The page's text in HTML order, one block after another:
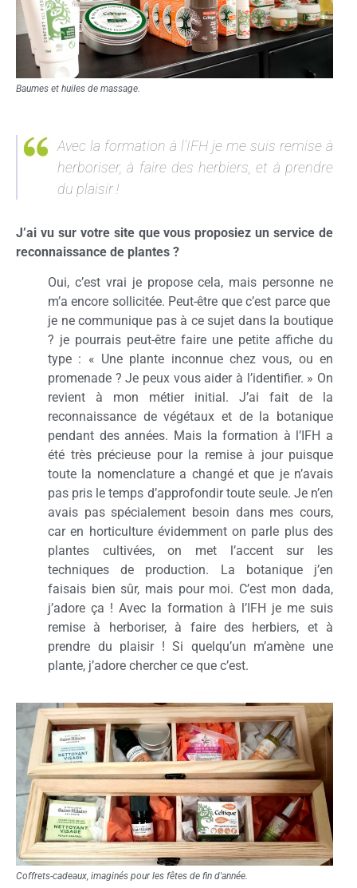
Baumes et huiles de massage.
Avec la formation à l’IFH je me suis remise à
herboriser, à faire des herbiers, et à prendre
du plaisir !
J’ai vu sur votre site que vous proposiez un service de
reconnaissance de plantes ?
Oui, c’est vrai je propose cela, mais personne ne
m’a encore sollicitée. Peut-être que c’est parce que
je ne communique pas à ce sujet dans la boutique
? je pourrais peut-être faire une petite affiche du
type : « Une plante inconnue chez vous, ou en
promenade ? Je peux vous aider à l’identifier. » On
revient à mon métier initial. J’ai fait de la
reconnaissance de végétaux et de la botanique
pendant des années. Mais la formation à l’IFH a
été très précieuse pour la remise à jour puisque
toute la nomenclature a changé et que je n’avais
pas pris le temps d’approfondir toute seule. Je n’en
avais pas spécialement besoin dans mes cours,
car en horticulture évidemment on parle plus des
plantes cultivées, on met l’accent sur les
techniques de production. La botanique j’en
faisais bien sûr, mais pour moi. C’est mon dada,
j’adore ça ! Avec la formation à l’IFH je me suis
remise à herboriser, à faire des herbiers, et à
prendre du plaisir ! Si quelqu’un m’amène une
plante, j’adore chercher ce que c’est.
Coffrets-cadeaux, imaginés pour les fêtes de fin d'année.